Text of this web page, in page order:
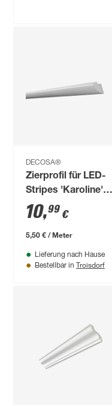
DECOSA®
Zierprofil für LED-
Stripes 'Karoline'
EPS weiß 200 x 6,5
cm
10,99 €
5,50 € / Meter
Lieferung nach Hause
Bestellbar in Troisdorf